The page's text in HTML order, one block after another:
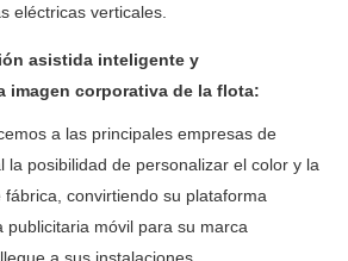
eléctricas verticales.
asistida inteligente y
imagen corporativa de la flota:
a las principales empresas de
la posibilidad de personalizar el color y la
convirtiendo su plataforma
publicitaria móvil para su marca